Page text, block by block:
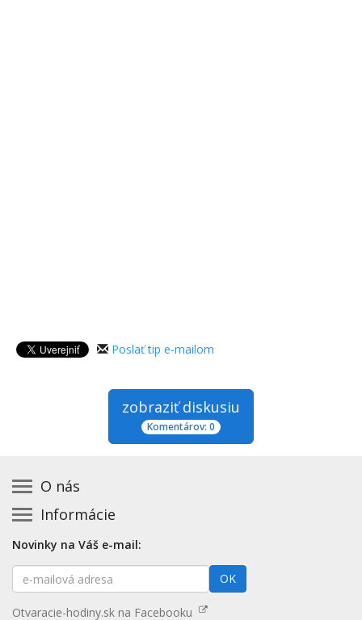
Poslať tip e-mailom
zobraziť diskusiu
Komentárov: 0
O nás
Kontakt na prevádzkovateľa
Zásady používania cookies
Prehlásenie o prístupnosti
Mapa stránok
Informácie
Základná registrácia otváracích hodín zadarmo
Platené služby
Nenašli ste otváracie hodiny? Pošlite nám tip
Novinky na Váš e-mail:
E-
mailová
OK
Otvaracie-hodiny.sk na Facebooku